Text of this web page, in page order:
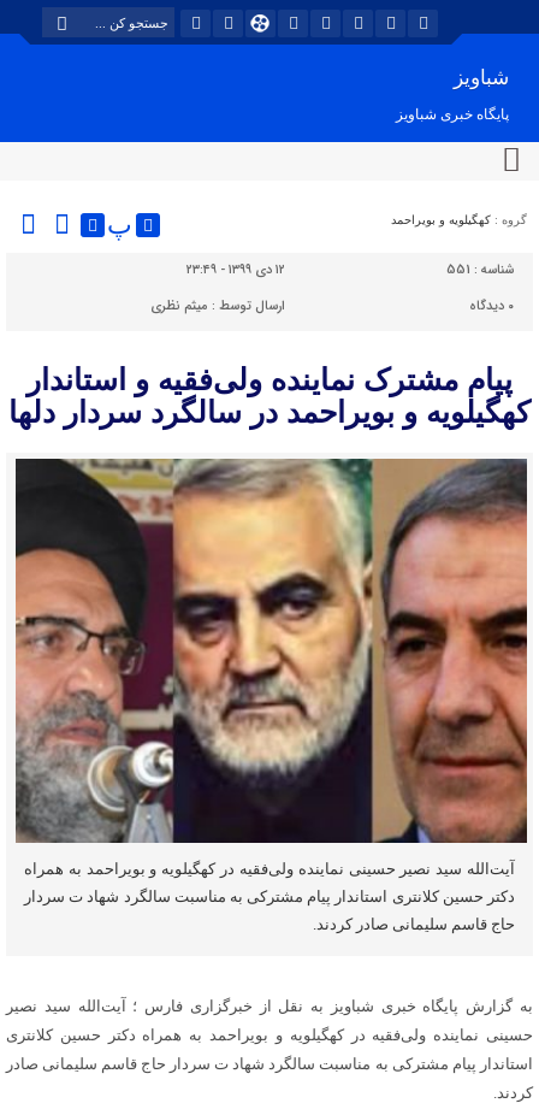
شباویز
پایگاه خبری شباویز
گروه : کهگیلویه و بویراحمد پ
شناسه : 551
۱۲ دی ۱۳۹۹ - ۲۳:۴۹
۰ دیدگاه ارسال توسط : میثم نظری
پیام مشترک نماینده ولی‌فقیه و استاندار
کهگیلویه و بویراحمد در سالگرد سردار دلها
آیت‌الله سید نصیر حسینی نماینده ولی‌فقیه در کهگیلویه و بویراحمد به همراه
دکتر حسین کلانتری استاندار پیام مشترکی به مناسبت سالگرد شهاد ت سردار
حاج قاسم سلیمانی صادر کردند.
به گزارش پایگاه خبری شباویز به نقل از خبرگزاری فارس ؛ آیت‌الله سید نصیر
حسینی نماینده ولی‌فقیه در کهگیلویه و بویراحمد به همراه دکتر حسین کلانتری
استاندار پیام مشترکی به مناسبت سالگرد شهاد ت سردار حاج قاسم سلیمانی صادر
کردند.